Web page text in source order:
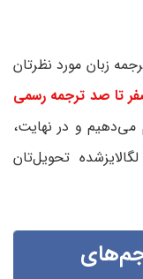
زبان مورد نظرتان
تا صد ترجمه رسمی
می‌دهیم و در نهایت،
تحویل‌تان